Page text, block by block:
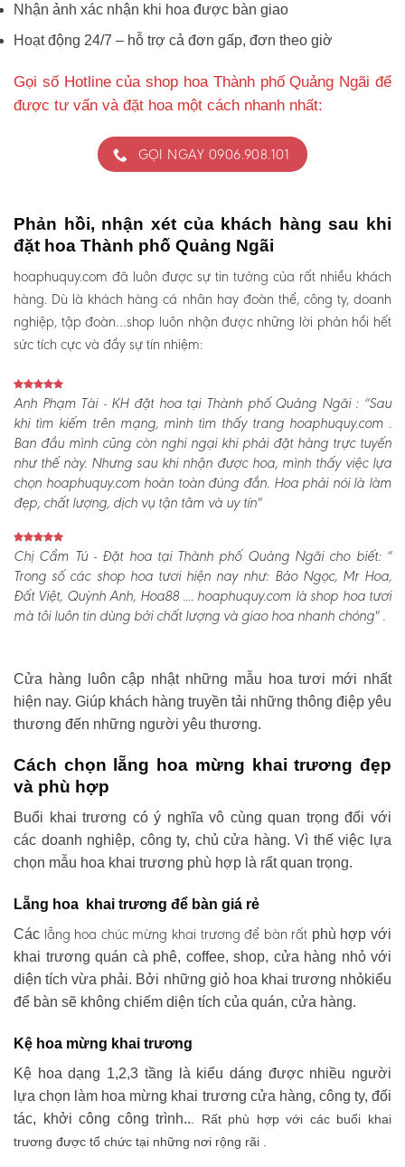
Nhận ảnh xác nhận khi hoa được bàn giao
Hoạt động 24/7 – hỗ trợ cả đơn gấp, đơn theo giờ
Gọi số Hotline của shop hoa Thành phố Quảng Ngãi để
được tư vấn và đặt hoa một cách nhanh nhất:
GỌI NGAY 0906.908.101
Phản hồi, nhận xét của khách hàng sau khi
đặt hoa Thành phố Quảng Ngãi
hoaphuquy.com đã luôn được sự tin tưởng của rất nhiều khách
hàng. Dù là khách hàng cá nhân hay đoàn thể, công ty, doanh
nghiệp, tập đoàn…shop luôn nhận được những lời phản hồi hết
sức tích cực và đầy sự tín nhiệm:
Anh Phạm Tài - KH đặt hoa tại Thành phố Quảng Ngãi :“Sau
khi tìm kiếm trên mạng, mình tìm thấy trang hoaphuquy.com .
Ban đầu mình cũng còn nghi ngại khi phải đặt hàng trực tuyến
như thế này. Nhưng sau khi nhận được hoa, mình thấy việc lựa
chọn hoaphuquy.com hoàn toàn đúng đắn. Hoa phải nói là làm
đẹp, chất lượng, dịch vụ tận tâm và uy tín"
Chị Cẩm Tú - Đặt hoa tại Thành phố Quảng Ngãi cho biết:“
Trong số các shop hoa tươi hiện nay như: Bảo Ngọc, Mr Hoa,
Đất Việt, Quỳnh Anh, Hoa88 .... hoaphuquy.com là shop hoa tươi
mà tôi luôn tin dùng bởi chất lượng và giao hoa nhanh chóng" .
Cửa hàng luôn cập nhật những mẫu hoa tươi mới nhất
hiện nay. Giúp khách hàng truyền tải những thông điệp yêu
thương đến những người yêu thương.
Cách chọn lẵng hoa mừng khai trương đẹp
và phù hợp
Buổi khai trương có ý nghĩa vô cùng quan trọng đối với
các doanh nghiệp, công ty, chủ cửa hàng. Vì thế việc lựa
chọn mẫu hoa khai trương phù hợp là rất quan trọng.
Lẵng hoa khai trương để bàn giá rẻ
Các lẵng hoa chúc mừng khai trương để bàn rất phù hợp với
khai trương quán cà phê, coffee, shop, cửa hàng nhỏ với
diện tích vừa phải. Bởi những giỏ hoa khai trương nhỏkiểu
để bàn sẽ không chiếm diện tích của quán, cửa hàng.
Kệ hoa mừng khai trương
Kệ hoa dạng 1,2,3 tầng là kiểu dáng được nhiều người
lựa chọn làm hoa mừng khai trương cửa hàng, công ty, đối
tác, khởi công công trình.. . Rất phù hợp với các buổi khai
trương được tổ chức tại những nơi rộng rãi .